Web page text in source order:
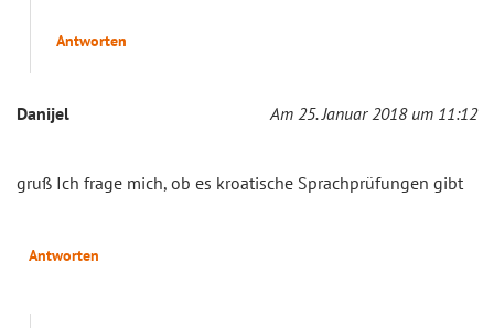
Antworten
Danijel Am 25. Januar 2018 um 11:12
gruß Ich frage mich, ob es kroatische Sprachprüfungen gibt
Antworten